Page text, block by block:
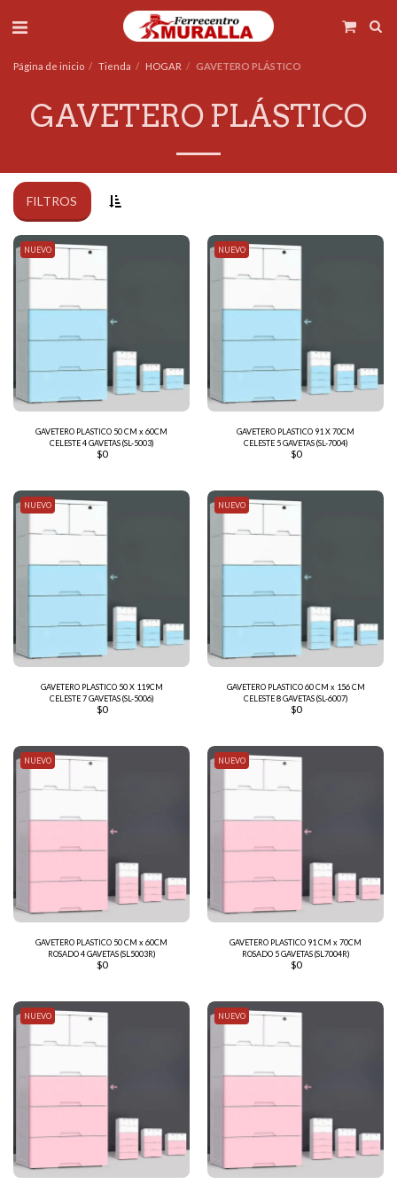
Página de inicio Tienda HOGAR GAVETERO PLÁSTICO
GAVETERO PLÁSTICO
FILTROS
NUEVO
GAVETERO PLASTICO 50 CM x 60CM
CELESTE 4 GAVETAS (SL-5003)
$0
NUEVO
GAVETERO PLASTICO 91 X 70CM
CELESTE 5 GAVETAS (SL-7004)
$0
NUEVO
GAVETERO PLASTICO 50 X 119CM
CELESTE 7 GAVETAS (SL-5006)
$0
NUEVO
GAVETERO PLASTICO 60 CM x 156 CM
CELESTE 8 GAVETAS (SL-6007)
$0
NUEVO
GAVETERO PLASTICO 50 CM x 60CM
ROSADO 4 GAVETAS (SL5003R)
$0
NUEVO
GAVETERO PLASTICO 91 CM x 70CM
ROSADO 5 GAVETAS (SL7004R)
$0
NUEVO NUEVO